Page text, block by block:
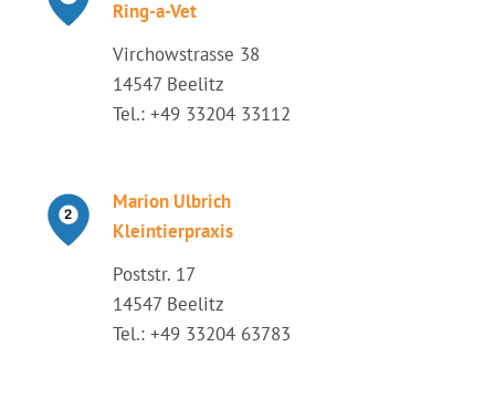
Ring-a-Vet
Virchowstrasse 38
14547 Beelitz
Tel.: +49 33204 33112
Marion Ulbrich
Kleintierpraxis
Poststr. 17
14547 Beelitz
Tel.: +49 33204 63783